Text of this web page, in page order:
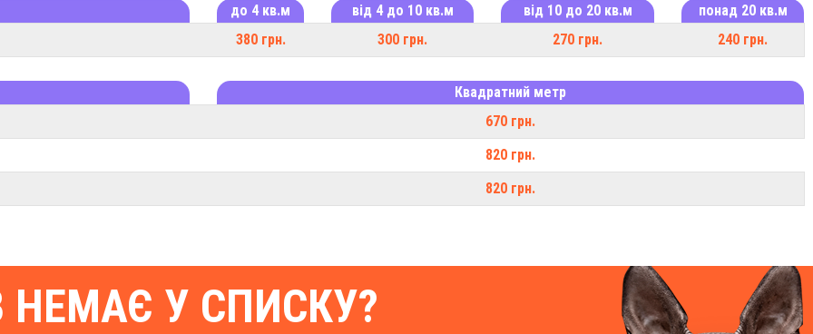
до 4 кв.м від 4 до 10 кв.м від 10 до 20 кв.м
понад 20 кв.м
380 грн.
300 грн. 270 грн. 240 грн.
Квадратний метр
670 грн.
820 грн.
820 грн.
НЕМАЄ У СПИСКУ?